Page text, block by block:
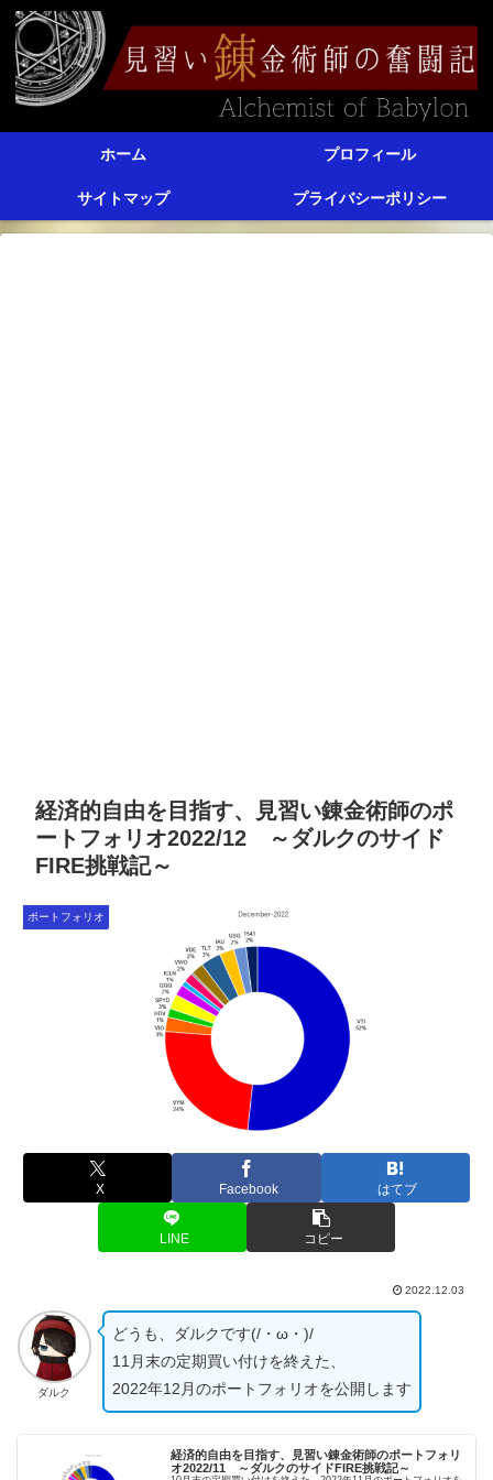
ホーム プロフィール
サイトマップ プライバシーポリシー
経済的自由を目指す、見習い錬金術師のポ
ートフォリオ2022/12 ～ダルクのサイド
FIRE挑戦記～
ポートフォリオ
X Facebook はてブ
LINE コピー
2022.12.03
ダルク
どうも、ダルクです(/・ω・)/
11月末の定期買い付けを終えた、
2022年12月のポートフォリオを公開します
経済的自由を目指す、見習い錬金術師のポートフォリ
オ2022/11 ～ダルクのサイドFIRE挑戦記～